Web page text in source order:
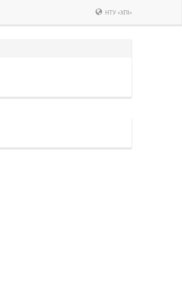
НТУ «ХПІ»